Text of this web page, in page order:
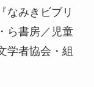
なみきビブリ
ら書房／児童
学者協会・組